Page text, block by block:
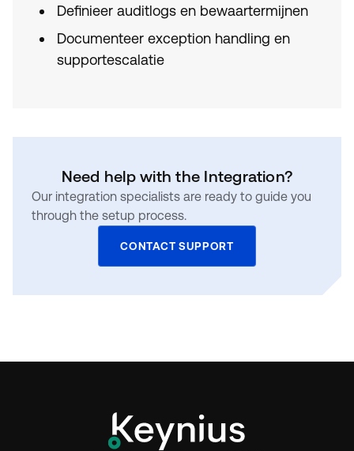
Definieer auditlogs en bewaartermijnen
Documenteer exception handling en
supportescalatie
Need help with the Integration?
Our integration specialists are ready to guide you
through the setup process.
CONTACT SUPPORT